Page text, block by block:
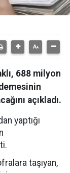
688 milyon
açıkladı.
yaptığı
taşıyan,